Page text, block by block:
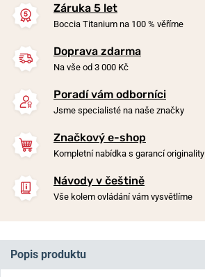
Záruka 5 let
Boccia Titanium na 100 % věříme
Doprava zdarma
Na vše od 3 000 Kč
Poradí vám odborníci
Jsme specialisté na naše značky
Značkový e-shop
Kompletní nabídka s garancí originality
Návody v češtině
Vše kolem ovládání vám vysvětlíme
Popis produktu